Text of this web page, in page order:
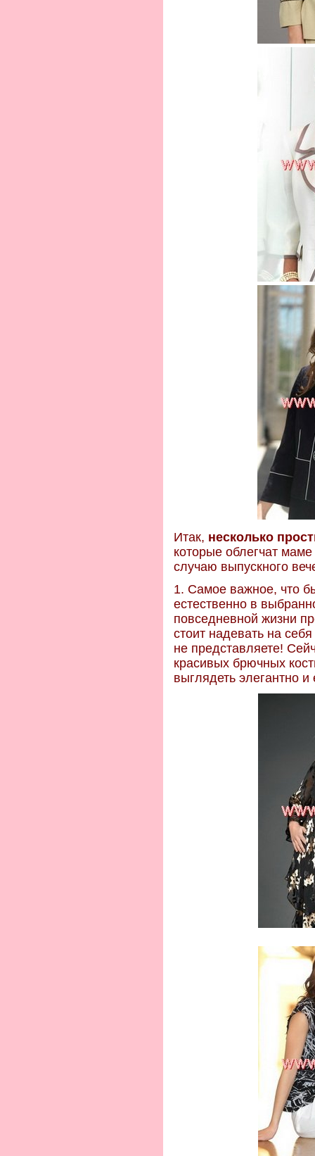
Итак, несколько
которые облегчат
случаю выпускного
1. Самое важное, что
естественно в
повседневной жизни
стоит надевать на
не представляете!
красивых брючных
выглядеть элегантно и